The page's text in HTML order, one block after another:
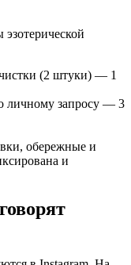
чистки (2 штуки) — 1
личному запросу — 3
обережные и
и